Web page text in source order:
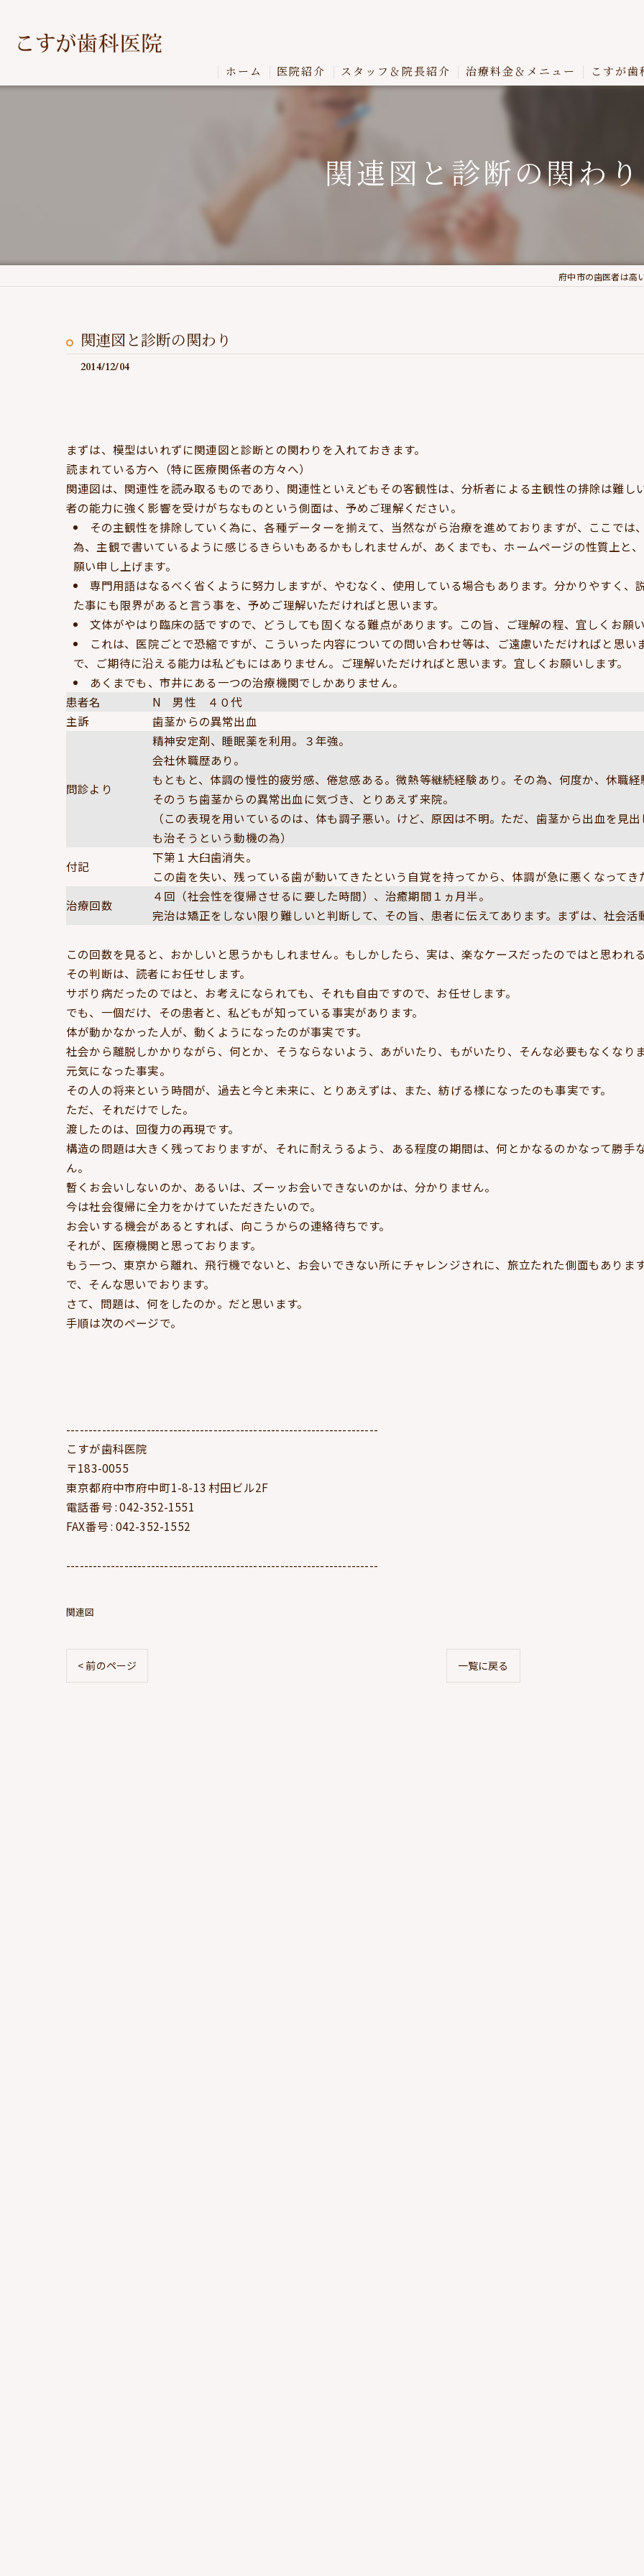
ホーム 医院紹介 スタッフ＆院長紹介 治療料金＆メニュー こすが歯
関連図と診断の関わり
府中市の歯医者は高
関連図と診断の関わり
2014/12/04
まずは、模型はいれずに関連図と診断との関わりを入れておきます。
読まれている方へ（特に医療関係者の方々へ）
関連図は、関連性を読み取るものであり、関連性といえどもその客観性は、分析者による主観性の排除は難
者の能力に強く影響を受けがちなものという側面は、予めご理解ください。
その主観性を排除していく為に、各種データーを揃えて、当然ながら治療を進めておりますが、ここでは
為、主観で書いているように感じるきらいもあるかもしれませんが、あくまでも、ホームページの性質上と
願い申し上げます。
専門用語はなるべく省くように努力しますが、やむなく、使用している場合もあります。分かりやすく、
た事にも限界があると言う事を、予めご理解いただければと思います。
文体がやはり臨床の話ですので、どうしても固くなる難点があります。この旨、ご理解の程、宜しくお願い
これは、医院ごとで恐縮ですが、こういった内容についての問い合わせ等は、ご遠慮いただければと思い
で、ご期待に沿える能力は私どもにはありません。ご理解いただければと思います。宜しくお願いします。
あくまでも、市井にある一つの治療機関でしかありません。
患者名
N 男性 ４０代
主訴
歯茎からの異常出血
問診より
精神安定剤、睡眠薬を利用。３年強。
会社休職歴あり。
もともと、体調の慢性的疲労感、倦怠感ある。微熱等継続経験あり。その為、何度か、休職経
そのうち歯茎からの異常出血に気づき、とりあえず来院。
（この表現を用いているのは、体も調子悪い。けど、原因は不明。ただ、歯茎から出血を見
も治そうという動機の為）
付記
下第１大臼歯消失。
この歯を失い、残っている歯が動いてきたという自覚を持ってから、体調が急に悪くなってき
治療回数
４回（社会性を復帰させるに要した時間）、治癒期間１ヵ月半。
完治は矯正をしない限り難しいと判断して、その旨、患者に伝えてあります。まずは、社会活
この回数を見ると、おかしいと思うかもしれません。もしかしたら、実は、楽なケースだったのではと思われ
その判断は、読者にお任せします。
サボり病だったのではと、お考えになられても、それも自由ですので、お任せします。
でも、一個だけ、その患者と、私どもが知っている事実があります。
体が動かなかった人が、動くようになったのが事実です。
社会から離脱しかかりながら、何とか、そうならないよう、あがいたり、もがいたり、そんな必要もなくなりま
元気になった事実。
その人の将来という時間が、過去と今と未来に、とりあえずは、また、紡げる様になったのも事実です。
ただ、それだけでした。
渡したのは、回復力の再現です。
構造の問題は大きく残っておりますが、それに耐えうるよう、ある程度の期間は、何とかなるのかなって勝手
ん。
暫くお会いしないのか、あるいは、ズーッお会いできないのかは、分かりません。
今は社会復帰に全力をかけていただきたいので。
お会いする機会があるとすれば、向こうからの連絡待ちです。
それが、医療機関と思っております。
もう一つ、東京から離れ、飛行機でないと、お会いできない所にチャレンジされに、旅立たれた側面もありま
で、そんな思いでおります。
さて、問題は、何をしたのか。だと思います。
手順は次のページで。
----------------------------------------------------------------------
こすが歯科医院
〒183-0055
東京都府中市府中町1-8-13 村田ビル2F
電話番号 : 042-352-1551
FAX番号 : 042-352-1552
----------------------------------------------------------------------
関連図
< 前のページ 一覧に戻る